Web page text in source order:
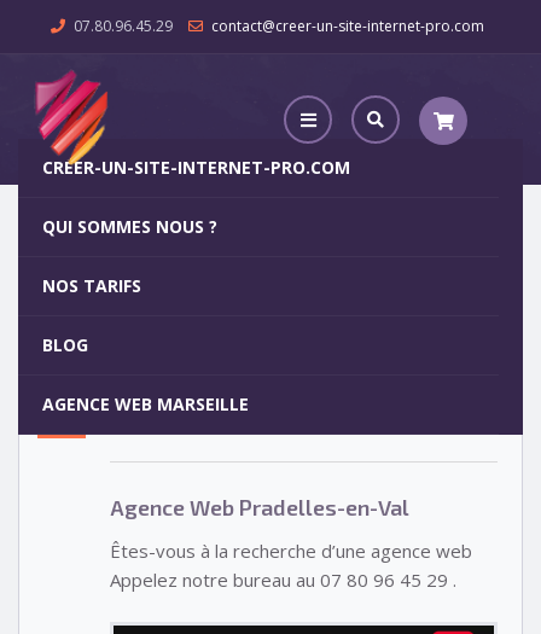
07.80.96.45.29 contact@creer-un-site-internet-pro.com
CREER-UN-SITE-INTERNET-PRO.COM
QUI SOMMES NOUS ?
NOS TARIFS
BLOG
AGENCE WEB MARSEILLE
Agence Web Pradelles-en-Val
5
Votre site internet pour 29€
Agence Web Pradelles-en-Val
Êtes-vous à la recherche d’une agence web
Appelez notre bureau au 07 80 96 45 29 .